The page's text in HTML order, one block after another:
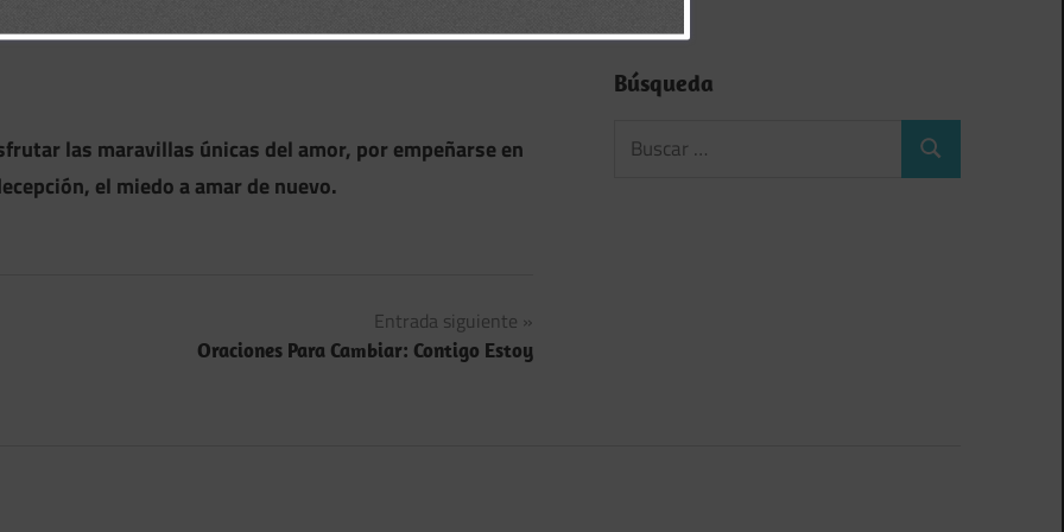
las maravillas únicas del amor, por empeñarse en
el miedo a amar de nuevo.
Entrada siguiente
Oraciones Para Cambiar: Contigo Estoy
Búsqueda